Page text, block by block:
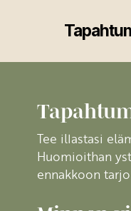
content
Tee illastasi
Huomioithan
ennakkoon